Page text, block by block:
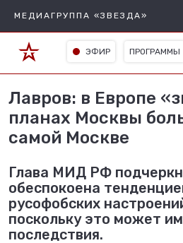
МЕДИАГРУППА «ЗВЕЗДА»
ЭФИР ПРОГРАММЫ
Лавров: в Европе
планах Москвы
самой Москве
Глава МИД РФ
обеспокоена
русофобских
поскольку это может
последствия.